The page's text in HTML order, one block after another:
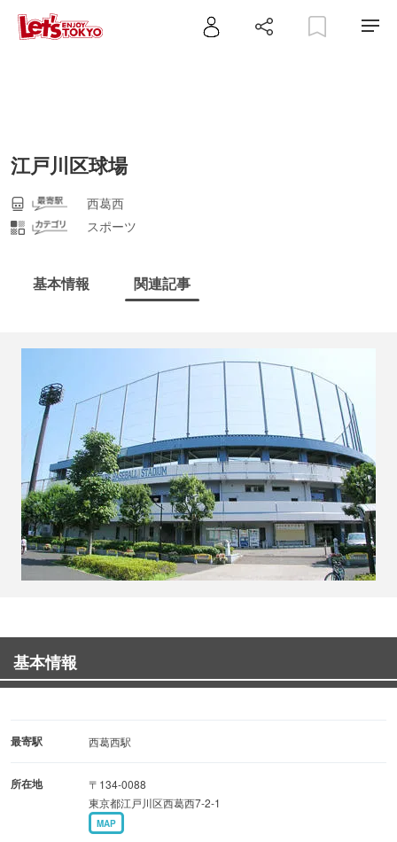
江戸川区球場
西葛西
スポーツ
基本情報 関連記事
基本情報
最寄駅 西葛西駅
所在地
〒134-0088
東京都江戸川区西葛西7-2-1
MAP